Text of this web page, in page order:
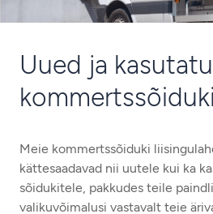
Uued ja
Meie kommertssõiduki
kättesaadavad nii uutele kui ka
sõidukitele, pakkudes teile
valikuvõimalusi vastavalt teie